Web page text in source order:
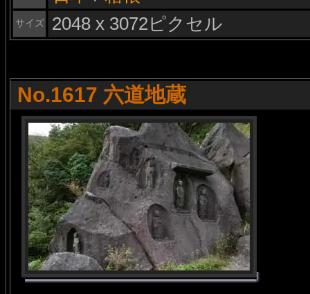
サイズ 2048 x 3072ピクセル
No.1617 六道地蔵